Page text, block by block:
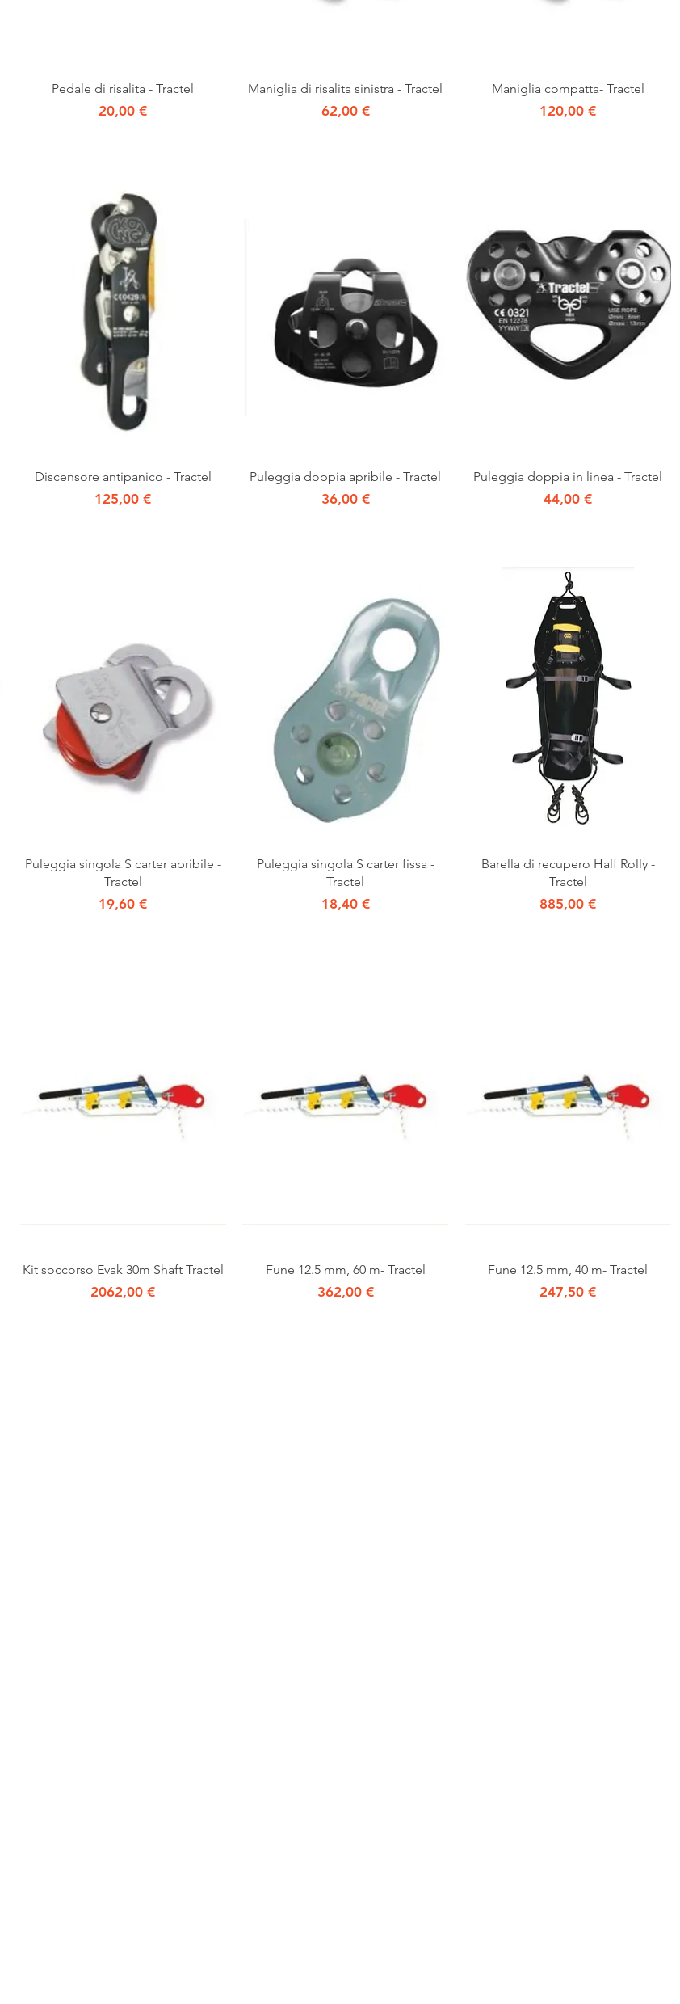
Vista rapida
Pedale di risalita - Tractel
Prezzo
20,00 €
Vista rapida
Maniglia di risalita sinistra - Tractel
Prezzo
62,00 €
Vista rapida
Maniglia compatta- Tractel
Prezzo
120,00 €
Vista rapida
Discensore antipanico - Tractel
Prezzo
125,00 €
Vista rapida
Puleggia doppia apribile - Tractel
Prezzo
36,00 €
Vista rapida
Puleggia doppia in linea - Tractel
Prezzo
44,00 €
Vista rapida
Puleggia singola S carter apribile -
Tractel
Prezzo
19,60 €
Vista rapida
Puleggia singola S carter fissa -
Tractel
Prezzo
18,40 €
Vista rapida
Barella di recupero Half Rolly -
Tractel
Prezzo
885,00 €
Vista rapida
Kit soccorso Evak 30m Shaft Tractel
Prezzo
2062,00 €
Vista rapida
Fune 12.5 mm, 60 m- Tractel
Prezzo
362,00 €
Vista rapida
Fune 12.5 mm, 40 m- Tractel
Prezzo
247,50 €